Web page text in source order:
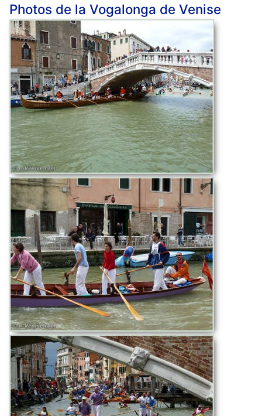
Photos de la Vogalonga de Venise